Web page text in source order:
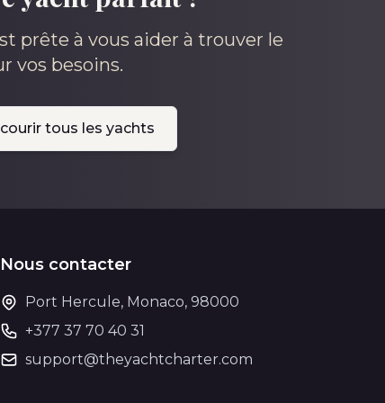
prête à vous aider à trouver le
vos besoins.
tous les yachts
Nous contacter
Port Hercule, Monaco, 98000
+377 37 70 40 31
support@theyachtcharter.com